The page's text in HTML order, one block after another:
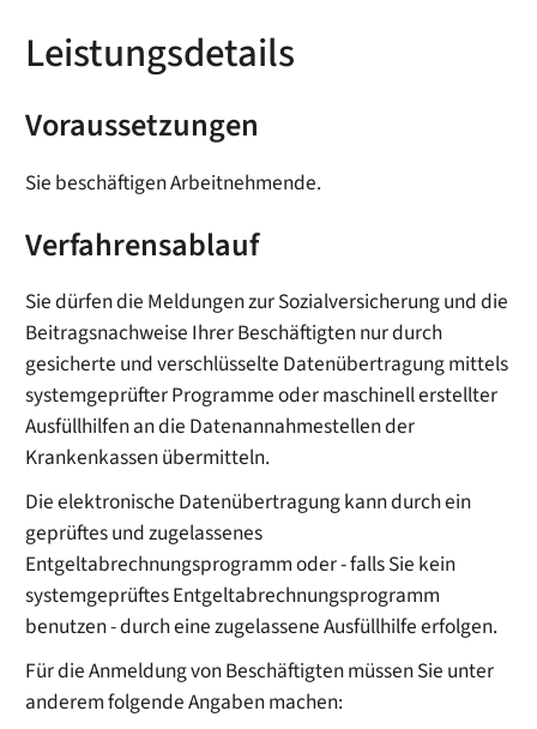
Leistungsdetails
Voraussetzungen
Sie beschäftigen Arbeitnehmende.
Verfahrensablauf
Sie dürfen die Meldungen zur Sozialversicherung und die
Beitragsnachweise Ihrer Beschäftigten nur durch
gesicherte und verschlüsselte Datenübertragung mittels
systemgeprüfter Programme oder maschinell erstellter
Ausfüllhilfen an die Datenannahmestellen der
Krankenkassen übermitteln.
Die elektronische Datenübertragung kann durch ein
geprüftes und zugelassenes
Entgeltabrechnungsprogramm oder - falls Sie kein
systemgeprüftes Entgeltabrechnungsprogramm
benutzen - durch eine zugelassene Ausfüllhilfe erfolgen.
Für die Anmeldung von Beschäftigten müssen Sie unter
anderem folgende Angaben machen: